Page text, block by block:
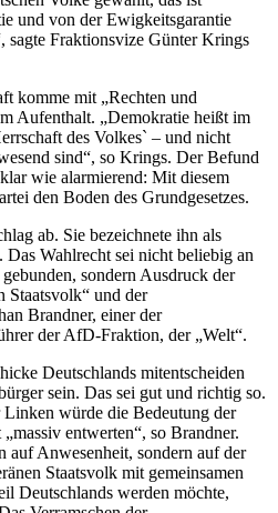
und von der Ewigkeitsgarantie
sagte Fraktionsvize Günter Krings
komme mit „Rechten und
Aufenthalt. „Demokratie heißt im
des Volkes` – und nicht
sind“, so Krings. Der Befund
wie alarmierend: Mit diesem
den Boden des Grundgesetzes.
ab. Sie bezeichnete ihn als
Das Wahlrecht sei nicht beliebig an
sondern Ausdruck der
Staatsvolk“ und der
Brandner, einer der
der AfD-Fraktion, der „Welt“.
Deutschlands mitentscheiden
sein. Das sei gut und richtig so.
würde die Bedeutung der
entwerten“, so Brandner.
auf Anwesenheit, sondern auf der
Staatsvolk mit gemeinsamen
Deutschlands werden möchte,